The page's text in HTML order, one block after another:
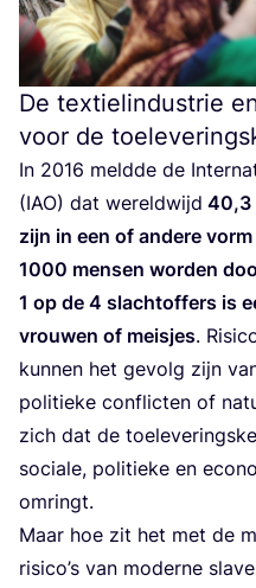
De textielindustrie
voor de
In 2016 meld­de de
(IAO) dat wereld­wijd 40,3
zijn in een of ande­re
1000 men­sen wor­den
1 op de 4 slacht­of­fers is
vrou­wen of meis­jes.
kun­nen het gevolg zijn
poli­tie­ke con­flic­ten of
zich dat de
soci­a­le, poli­tie­ke en
omringt.
Maar hoe zit het met de
risi­co’s van moder­ne